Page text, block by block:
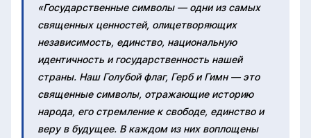
«Государственные символы — одни из самых
священных ценностей, олицетворяющих
независимость, единство, национальную
идентичность и государственность нашей
страны. Наш Голубой флаг, Герб и Гимн — это
священные символы, отражающие историю
народа, его стремление к свободе, единство и
веру в будущее. В каждом из них воплощены